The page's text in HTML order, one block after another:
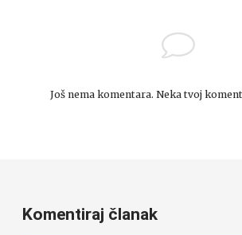
Još nema komentara. Neka tvoj
Komentiraj članak